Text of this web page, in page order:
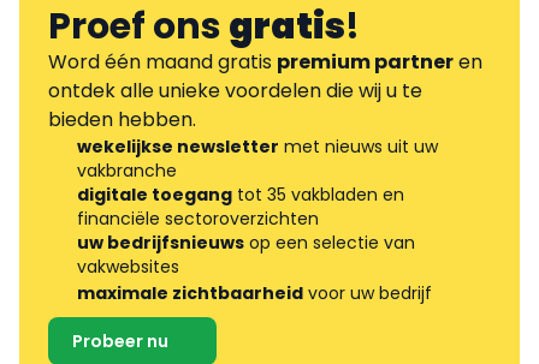
Proef onsgratis!
Word één maand gratis premium partneren
ontdek alle unieke voordelen die wij u te
bieden hebben.
wekelijkse newsletter met nieuws uit uw
vakbranche
digitale toegang tot 35 vakbladen en
financiële sectoroverzichten
uw bedrijfsnieuws op een selectie van
vakwebsites
maximale zichtbaarheid voor uw bedrijf
Probeer nu